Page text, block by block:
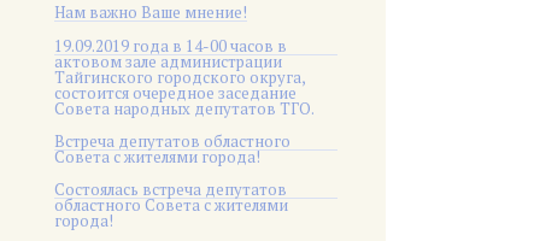
Нам важно Ваше мнение!
19.09.2019 года в 14-00 часов в
актовом зале администрации
Тайгинского городского округа,
состоится очередное заседание
Совета народных депутатов ТГО.
Встреча депутатов областного
Совета с жителями города!
Состоялась встреча депутатов
областного Совета с жителями
города!